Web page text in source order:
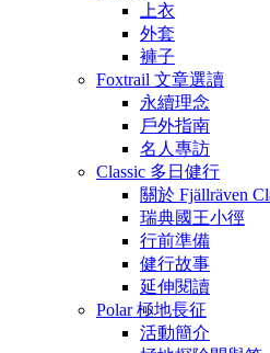
上衣
外套
褲子
Foxtrail 文章選讀
永續理念
戶外指南
名人專訪
Classic 多日健行
關於 Fjällräven
瑞典國王小徑
行前準備
健行故事
延伸閱讀
Polar 極地長征
活動簡介